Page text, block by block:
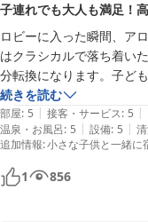
レストランのご利用に
時間をお過ごしいただ
お過ごしいただけたご
す。
また、周辺環境にもご
行をゆっくりお楽しみ
きな喜びでございます。
これからも小さなお子
ご滞在をご提供できま
改めまして、この度の
子連れでも大人も満足！
ロビーに入った瞬間、ア
はクラシカルで落ち着い
分転換になります。子ど
んでいて、天候に関係な
お部屋からの景色も素晴
どもに優しい設備が整っ
スの良さがありました。
がないので、子連れ旅行
金とのバランスも良く、
続きを読む
部屋: 5 | 接客・サービス: 5 |
温泉・お風呂: 5 | 設備: 5 |
追加情報:小さな子供と一緒に
1 856